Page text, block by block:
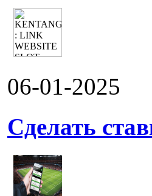
06-01-2025
Сделать